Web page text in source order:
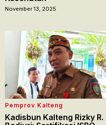
November 13, 2025
Pemprov Kalteng
Kadisbun Kalteng Rizky R.